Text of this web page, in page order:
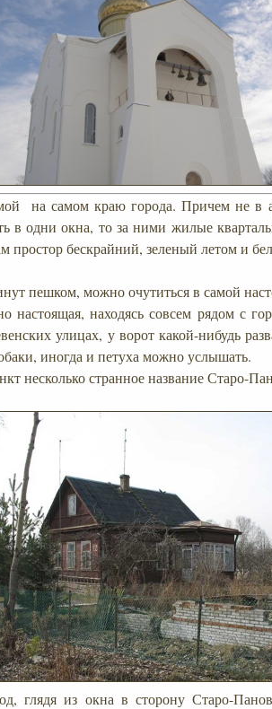
на самом краю города. Причем не в
в одни окна, то за ними жилые
простор бескрайний, зеленый летом и
пешком, можно очутиться в самой
настоящая, находясь совсем рядом с
улицах, у ворот какой-нибудь
иногда и петуха можно услышать.
несколько странное название Старо-
глядя из окна в сторону Старо-